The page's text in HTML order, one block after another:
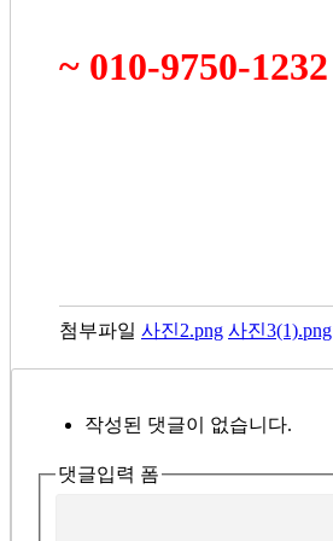
~ 010-9750-1232
첨부파일 사진2.png 사진3(1).png
작성된 댓글이 없습니다.
댓글입력 폼